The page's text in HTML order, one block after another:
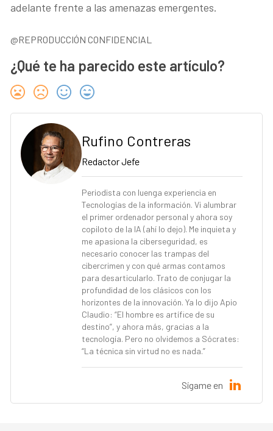
adelante frente a las amenazas emergentes.
@REPRODUCCIÓN CONFIDENCIAL
¿Qué te ha parecido este artículo?
Rufino Contreras
Redactor Jefe
Periodista con luenga experiencia en
Tecnologías de la información. Vi alumbrar
el primer ordenador personal y ahora soy
copiloto de la IA (ahí lo dejo). Me inquieta y
me apasiona la ciberseguridad, es
necesario conocer las trampas del
cibercrimen y con qué armas contamos
para desarticularlo. Trato de conjugar la
profundidad de los clásicos con los
horizontes de la innovación. Ya lo dijo Apio
Claudio: “El hombre es artífice de su
destino”, y ahora más, gracias a la
tecnología. Pero no olvidemos a Sócrates:
“La técnica sin virtud no es nada.”
Sígame en